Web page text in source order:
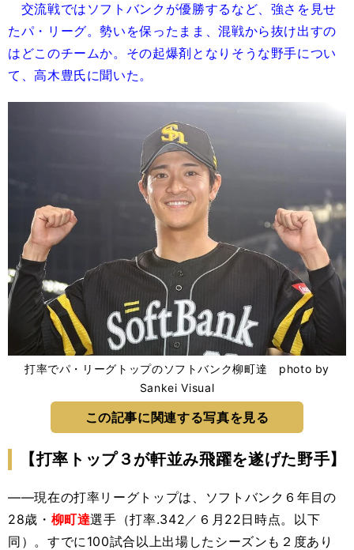
交流戦ではソフトバンクが優勝するなど、強さを見せ
たパ・リーグ。勢いを保ったまま、混戦から抜け出すの
はどこのチームか。その起爆剤となりそうな野手につい
て、高木豊氏に聞いた。
打率でパ・リーグトップのソフトバンク柳町達 photo by
Sankei Visual
この記事に関連する写真を見る
【打率トップ３が軒並み飛躍を遂げた野手】
――現在の打率リーグトップは、ソフトバンク６年目の
28歳・ 柳町達選手（打率.342／６月22日時点。以下
同）。すでに100試合以上出場したシーズンも２度あり